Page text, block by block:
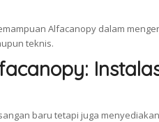
Alfacanopy dalam
teknis.
baru tetapi juga